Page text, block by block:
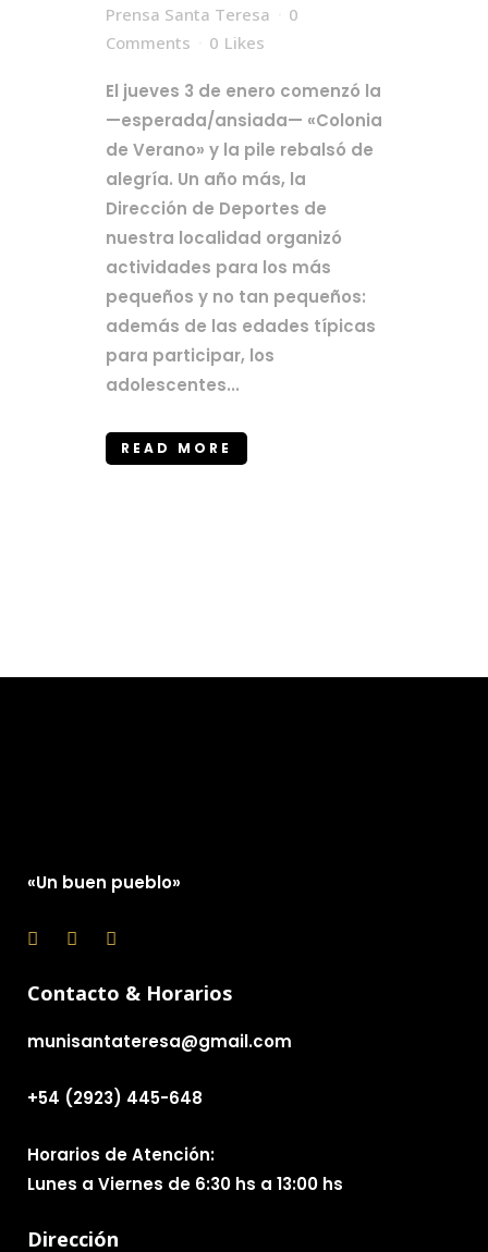
Prensa Santa Teresa
0
Comments
0 Likes
El jueves 3 de enero comenzó la
—esperada/ansiada— «Colonia
de Verano» y la pile rebalsó de
alegría. Un año más, la
Dirección de Deportes de
nuestra localidad organizó
actividades para los más
pequeños y no tan pequeños:
además de las edades típicas
para participar, los
adolescentes...
READ MORE
«Un buen pueblo»
Contacto & Horarios
munisantateresa@gmail.com
+54 (2923) 445-648
Horarios de Atención:
Lunes a Viernes de 6:30 hs a 13:00 hs
Dirección